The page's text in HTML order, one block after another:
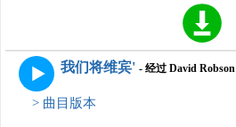
我们将维宾' - 经过 David Robson
> 曲目版本